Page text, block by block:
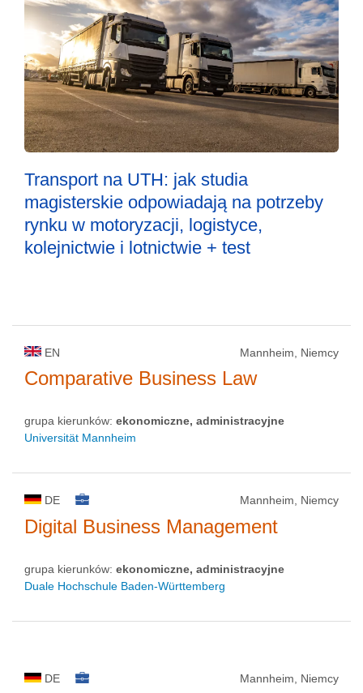
Transport na UTH: jak studia
magisterskie odpowiadają na potrzeby
rynku w motoryzacji, logistyce,
kolejnictwie i lotnictwie + test
EN Mannheim, Niemcy
Comparative Business Law
grupa kierunków: ekonomiczne, administracyjne
Universität Mannheim
DE Mannheim, Niemcy
Digital Business Management
grupa kierunków: ekonomiczne, administracyjne
Duale Hochschule Baden-Württemberg
DE Mannheim, Niemcy